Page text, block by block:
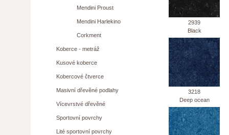
Mendini Proust
Mendini Harlekino
Corkment
Koberce - metráž
Kusové koberce
Kobercové čtverce
Masivní dřevěné podlahy
Vícevrstvé dřevěné
Sportovní povrchy
Lité sportovní povrchy
2939
Black
3218
Deep ocean